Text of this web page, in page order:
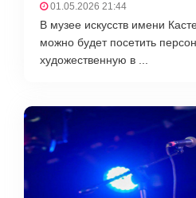
01.05.2026 21:44
В музее искусств имени
можно будет посетить
художественную в ...